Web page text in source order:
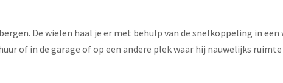
De wielen haal je er met behulp van de snelkoppeling in een
of in de garage of op een andere plek waar hij nauwelijks